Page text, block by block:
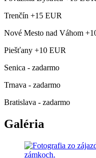
Trenčín +15 EUR
Nové Mesto nad Váhom
Piešťany +10 EUR
Senica - zadarmo
Trnava - zadarmo
Bratislava - zadarmo
Galéria